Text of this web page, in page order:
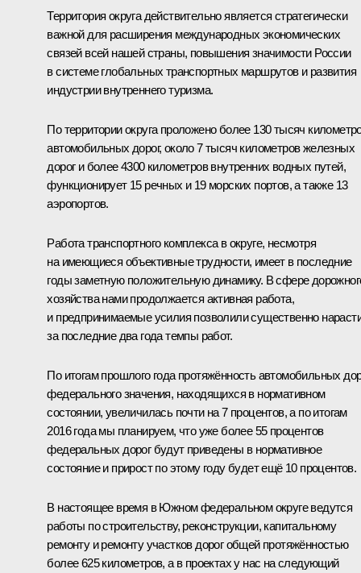
Территория округа действительно является стратегически
важной для расширения международных экономических
связей всей нашей страны, повышения значимости России
в системе глобальных транспортных маршрутов и развития
индустрии внутреннего туризма.
По территории округа проложено более 130 тысяч
автомобильных дорог, около 7 тысяч километров железных
дорог и более 4300 километров внутренних водных путей,
функционирует 15 речных и 19 морских портов, а также 13
аэропортов.
Работа транспортного комплекса в округе, несмотря
на имеющиеся объективные трудности, имеет в последние
годы заметную положительную динамику. В сфере
хозяйства нами продолжается активная работа,
и предпринимаемые усилия позволили существенно
за последние два года темпы работ.
По итогам прошлого года протяжённость автомобильных
федерального значения, находящихся в нормативном
состоянии, увеличилась почти на 7 процентов, а по итогам
2016 года мы планируем, что уже более 55 процентов
федеральных дорог будут приведены в нормативное
состояние и прирост по этому году будет ещё 10 процентов.
В настоящее время в Южном федеральном округе ведутся
работы по строительству, реконструкции, капитальному
ремонту и ремонту участков дорог общей протяжённостью
более 625 километров, а в проектах у нас на следующий